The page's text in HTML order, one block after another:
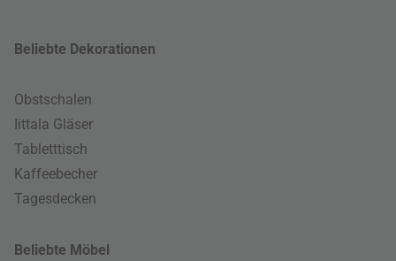
Beliebte Dekorationen
Obstschalen
Iittala Gläser
Tabletttisch
Kaffeebecher
Tagesdecken
Beliebte Möbel